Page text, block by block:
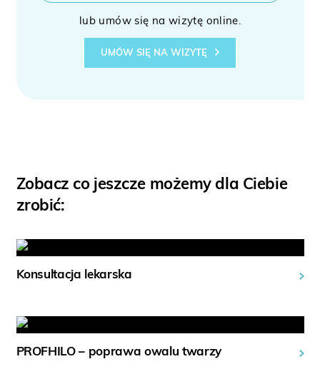
lub umów się na wizytę online.
UMÓW SIĘ NA WIZYTĘ
Zobacz co jeszcze możemy dla Ciebie
zrobić:
Konsultacja lekarska
PROFHILO – poprawa owalu twarzy